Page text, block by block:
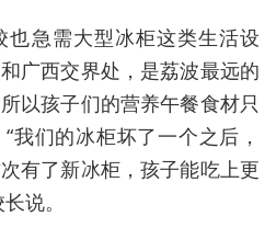
也急需大型冰柜这类生活设
广西交界处，是荔波最远的
以孩子们的营养午餐食材只
我们的冰柜坏了一个之后，
有了新冰柜，孩子能吃上更
说。